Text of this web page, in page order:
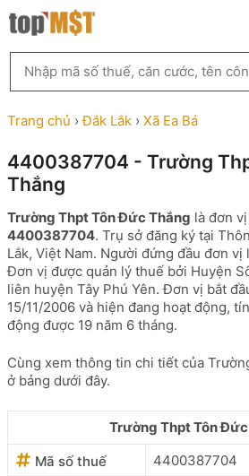
Chuyển
đến
kiếm
MST
theo
tên
ty,
người
diện
hoặc
mã
số
thuế
...
Trang chủ ›Đắk Lắk › Xã Ea Bá
4400387704 - Trường
Thắng
Trường Thpt Tôn Đức Thắng là đơn
4400387704. Trụ sở đăng ký tại
Lắk, Việt Nam. Người đứng đầu đơn vị
Đơn vị được quản lý thuế bởi Huyện
liên huyện Tây Phú Yên. Đơn vị bắt
15/11/2006 và hiện đang hoạt động,
động được 19 năm 6 tháng.
Cùng xem thông tin chi tiết của
ở bảng dưới đây.
Trường Thpt Tôn
Mã số thuế
4400387704